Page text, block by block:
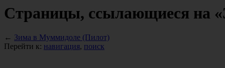
Страницы, ссылающиеся на
← Зима в Муммидоле (Пилот)
Перейти к: навигация, поиск